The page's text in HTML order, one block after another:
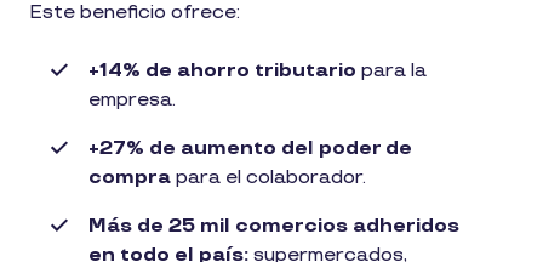
Este beneficio ofrece:
+14% de ahorro tributario para la
empresa.
+27% de aumento del poder de
compra para el colaborador.
Más de 25 mil comercios adheridos
en todo el país: supermercados,